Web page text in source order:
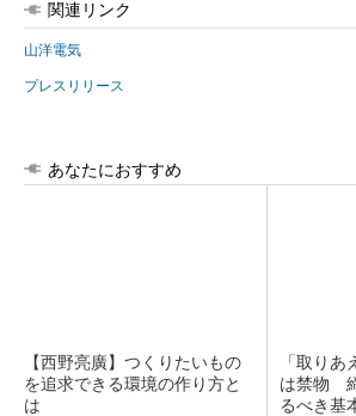
関連リンク
山洋電気
プレスリリース
あなたにおすすめ
【西野亮廣】つくりたいもの
を追求できる環境の作り方と
は
「取りあ
は禁物
るべき基